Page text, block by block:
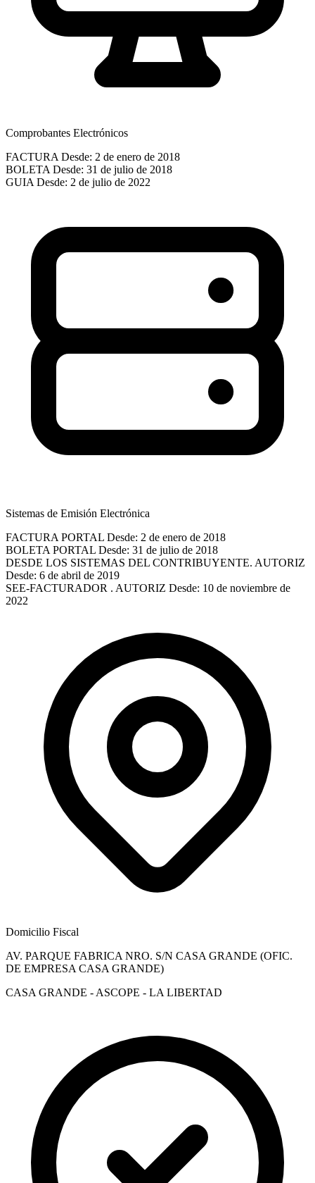
Comprobantes Electrónicos
FACTURA Desde: 2 de enero de 2018
BOLETA Desde: 31 de julio de 2018
GUIA Desde: 2 de julio de 2022
Sistemas de Emisión Electrónica
FACTURA PORTAL Desde: 2 de enero de 2018
BOLETA PORTAL Desde: 31 de julio de 2018
DESDE LOS SISTEMAS DEL CONTRIBUYENTE. AUTORIZ
Desde: 6 de abril de 2019
SEE-FACTURADOR . AUTORIZ Desde: 10 de noviembre de
2022
Domicilio Fiscal
AV. PARQUE FABRICA NRO. S/N CASA GRANDE (OFIC.
DE EMPRESA CASA GRANDE)
CASA GRANDE - ASCOPE - LA LIBERTAD